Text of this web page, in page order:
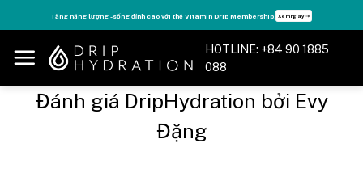
to
content
Tăng năng lượng - sống đỉnh cao với thẻ Vitamin Drip Membership. Xem ngay ➝
HOTLINE: +84 90 1885
088
Đánh giá DripHydration bởi Evy
Đặng